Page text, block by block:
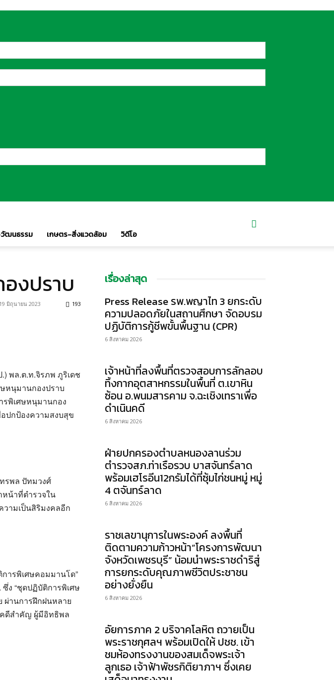
ฒนธรรม เกษตร-สิ่งแวดล้อม วิดีโอ
งปราบ
19 มิถุนายน 2023 193
พล.ต.ท.จิรภพ ภูริเดช
หนุมานกองปราบ
รพิเศษหนุมานกอง
ปกป้องความสงบสุข
รพล ปัทมวงศ์
หน้าที่ตำรวจใน
วามเป็นสิริมงคลอีก
ารพิเศษคอมมานโด”
ง “ชุดปฏิบัติการพิเศษ
านการฝึกฝนหลาย
ดีสำคัญ ผู้มีอิทธิพล
เรื่องล่าสุด
Press Release รพ.พญาไท 3 ยกระดับ
ความปลอดภัยในสถานศึกษา จัดอบรม
ปฏิบัติการกู้ชีพขั้นพื้นฐาน (CPR)
6 สิงหาคม 2026
เจ้าหน้าที่ลงพื้นที่ตรวจสอบการลักลอบ
ทิ้งกากอุตสาหกรรมในพื้นที่ ต.เขาหิน
ซ้อน อ.พนมสารคาม จ.ฉะเชิงเทราเพื่อ
ดำเนินคดี
6 สิงหาคม 2026
ฝ่ายปกครองตำบลหนองลานร่วม
ตำรวจสภ.ท่าเรือรวบ บาสจันทร์ลาด
พร้อมเฮโรอีน12กรัมได้ที่ซุ้มไก่ชนหมู่ หมู่
4 ตจันทร์ลาด
6 สิงหาคม 2026
ราชเลขานุการในพระองค์ ลงพื้นที่
ติดตามความก้าวหน้า”โครงการพัฒนา
จังหวัดเพชรบุรี” น้อมนำพระราชดำริสู่
การยกระดับคุณภาพชีวิตประชาชน
อย่างยั่งยืน
6 สิงหาคม 2026
อัยการภาค 2 บริจาคโลหิต ถวายเป็น
พระราชกุศลฯ พร้อมเปิดให้ ปชช. เข้า
ชมห้องทรงงานของสมเด็จพระเจ้า
ลูกเธอ เจ้าฟ้าพัชรกิติยาภาฯ ซึ่งเคย